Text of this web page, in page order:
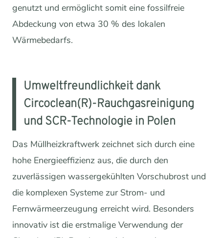
genutzt und ermöglicht somit eine fossilfreie
Abdeckung von etwa 30 % des lokalen
Wärmebedarfs.
Umweltfreundlichkeit dank
Circoclean(R)-Rauchgasreinigung
und SCR-Technologie in Polen
Das Müllheizkraftwerk zeichnet sich durch eine
hohe Energieeffizienz aus, die durch den
zuverlässigen wassergekühlten Vorschubrost und
die komplexen Systeme zur Strom- und
Fernwärmeerzeugung erreicht wird. Besonders
innovativ ist die erstmalige Verwendung der